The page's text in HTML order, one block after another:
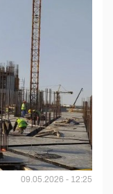
09.05.2026 - 12:25